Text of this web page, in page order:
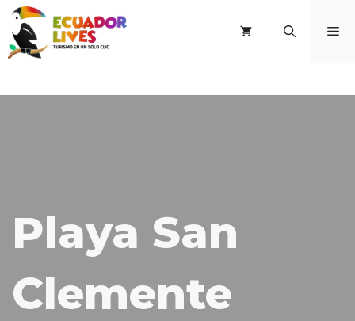
Saltar
contenido
Playa San
Clemente